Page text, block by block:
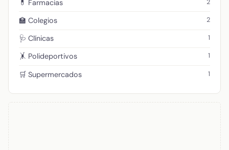
💊 Farmacias
🏫 Colegios 2
🩺 Clínicas 1
🤸 Polideportivos 1
🛒 Supermercados 1